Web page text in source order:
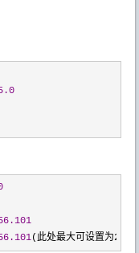
(此处最大可设置为254,